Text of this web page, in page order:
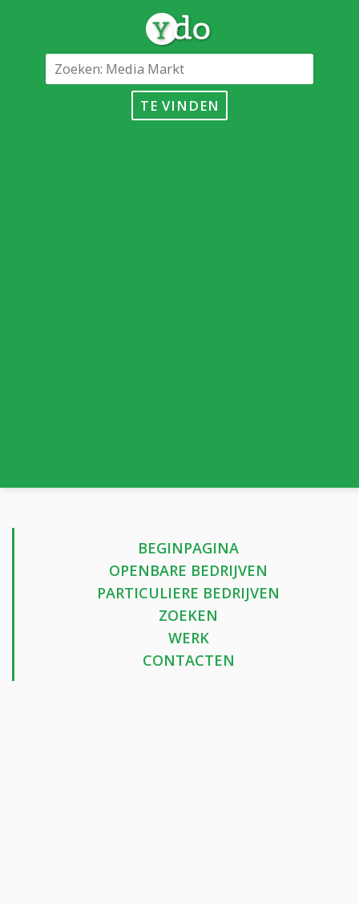
TE VINDEN
BEGINPAGINA
OPENBARE BEDRIJVEN
PARTICULIERE BEDRIJVEN
ZOEKEN
WERK
CONTACTEN